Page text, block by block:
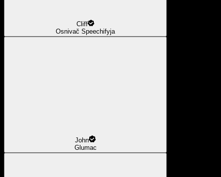
Cliff
Osnivač Speechifyja
John
Glumac